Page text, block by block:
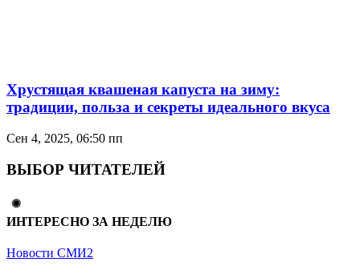
Хрустящая квашеная капуста на зиму:
традиции, польза и секреты идеального вкуса
Сен 4, 2025, 06:50 пп
ВЫБОР ЧИТАТЕЛЕЙ
ИНТЕРЕСНО ЗА НЕДЕЛЮ
Новости СМИ2